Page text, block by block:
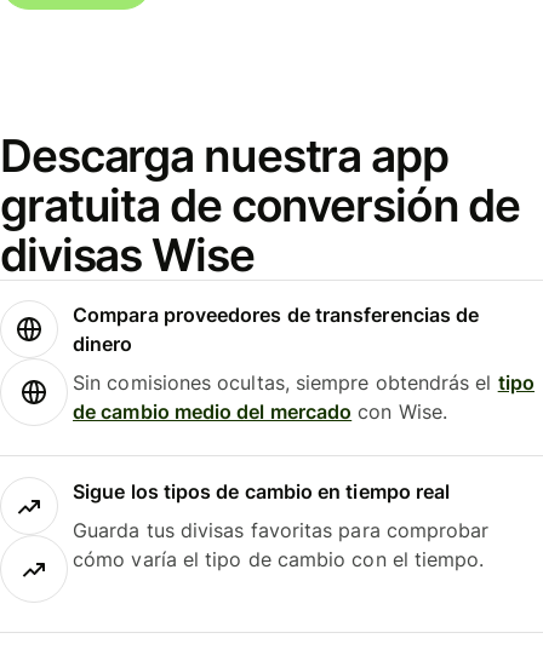
Descarga nuestra app
gratuita de conversión de
divisas Wise
Compara proveedores de transferencias de
dinero
Sin comisiones ocultas, siempre obtendrás el tipo
de cambio medio del mercado con Wise.
Sigue los tipos de cambio en tiempo real
Guarda tus divisas favoritas para comprobar
cómo varía el tipo de cambio con el tiempo.